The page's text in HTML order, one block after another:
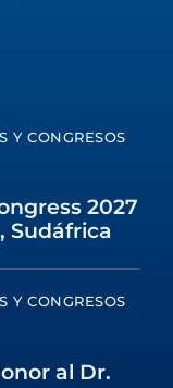
Y CONGRESOS
2027
Sudáfrica
Y CONGRESOS
al Dr.